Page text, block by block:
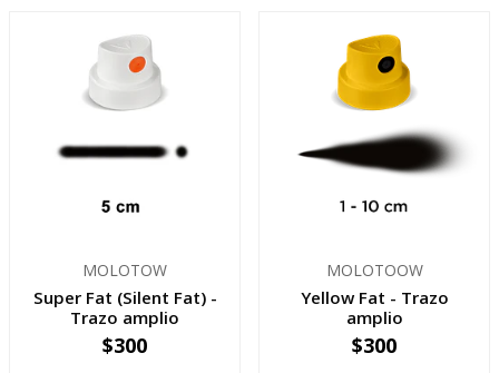
MOLOTOW
Super Fat (Silent Fat) -
Trazo amplio
+
$300
MOLOTOOW
Yellow Fat - Trazo
amplio
+
$300